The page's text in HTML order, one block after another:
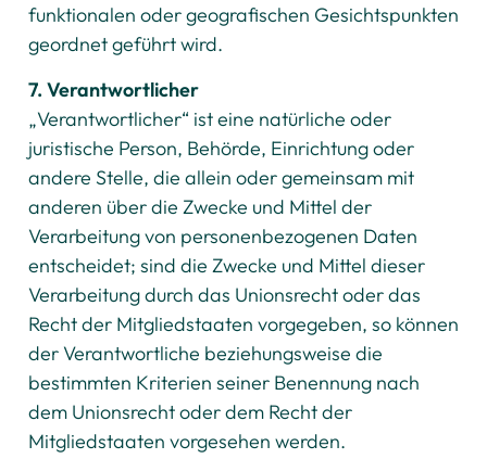
funktionalen oder geografischen Gesichtspunkten
geordnet geführt wird.
7. Verantwortlicher
„Verantwortlicher“ ist eine natürliche oder
juristische Person, Behörde, Einrichtung oder
andere Stelle, die allein oder gemeinsam mit
anderen über die Zwecke und Mittel der
Verarbeitung von personenbezogenen Daten
entscheidet; sind die Zwecke und Mittel dieser
Verarbeitung durch das Unionsrecht oder das
Recht der Mitgliedstaaten vorgegeben, so können
der Verantwortliche beziehungsweise die
bestimmten Kriterien seiner Benennung nach
dem Unionsrecht oder dem Recht der
Mitgliedstaaten vorgesehen werden.